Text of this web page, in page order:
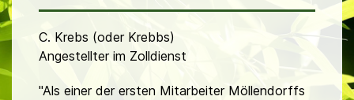
C. Krebs (oder Krebbs)
Angestellter im Zolldienst
"Als einer der ersten Mitarbeiter Möllendorffs